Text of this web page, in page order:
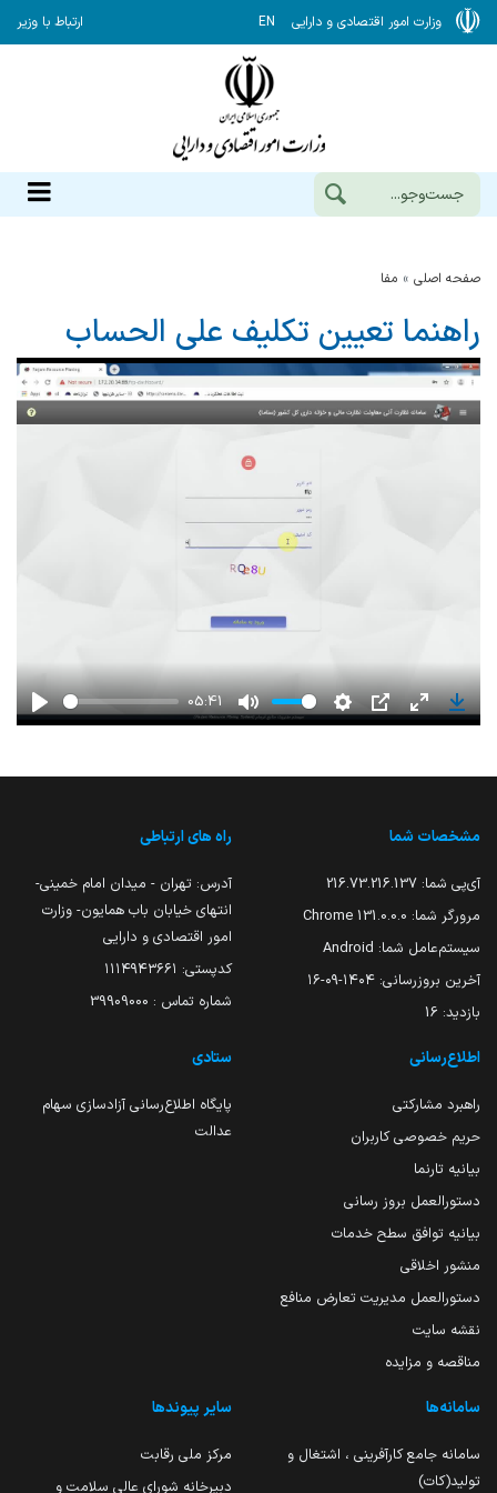
وزارت امور اقتصادی و دارایی EN ارتباط با وزیر
صفحه اصلی مفا
راهنما تعیین تکلیف علی الحساب
Play
05:41
Mute Settings
PIP Enter
مشخصات شما
آی‌پی شما: 216.73.216.137
مرورگر شما: 131.0.0.0 Chrome
سیستم‌عامل شما: Android
آخرین بروزرسانی: ۱۴۰۴-۰۹-۱۶
بازدید: 16
راه های ارتباطی
آدرس: تهران - میدان امام خمینی-
انتهای خیابان باب همایون- وزارت
امور اقتصادی و دارایی
کدپستی: ۱۱۱۴۹۴۳۶۶۱
شماره تماس : 39909000
اطلاع‌رسانی
راهبرد مشارکتی
حریم خصوصی کاربران
بیانیه تارنما
دستورالعمل بروز رسانی
بیانیه توافق سطح خدمات
منشور اخلاقی
دستورالعمل مدیریت تعارض منافع
نقشه سایت
مناقصه و مزایده
ستادی
پایگاه اطلاع‌رسانی آزادسازی سهام
عدالت
سامانه‌ها
سامانه جامع کارآفرینی ، اشتغال و
تولید(کات)
سایر پیوندها
مرکز ملی رقابت
دبیرخانه شورای عالی سلامت و